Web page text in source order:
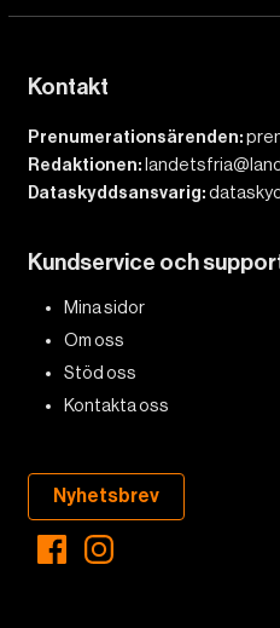
Kontakt
Prenumerationsärenden:
Redaktionen:
Dataskyddsansvarig:
Kundservice och
Mina sidor
Om oss
Stöd oss
Kontakta oss
Nyhetsbrev